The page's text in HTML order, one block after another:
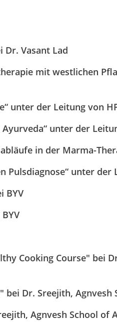
Dr. Vasant Lad
mit westlichen
unter der Leitung von
unter der
in der Marma-
Pulsdiagnose“ unter der
BYV
Cooking Course" bei
bei Dr. Sreejith,
Agnvesh School of